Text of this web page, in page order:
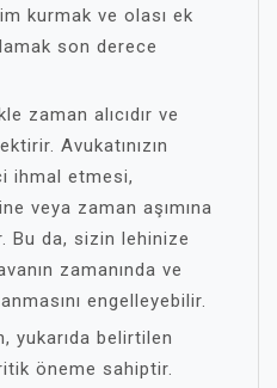
kurmak ve olası ek
son derece
zaman alıcıdır ve
Avukatınızın
ihmal etmesi,
veya zaman aşımına
Bu da, sizin lehinize
zamanında ve
engelleyebilir.
yukarıda belirtilen
öneme sahiptir.